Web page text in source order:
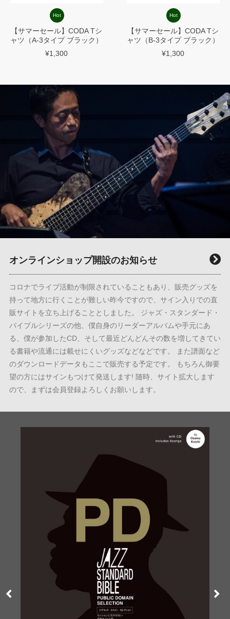
Hot
【サマーセール】CODA Tシ
ャツ（A-3タイプ ブラック）
¥1,300
Hot
【サマーセール】CODA Tシ
ャツ（B-3タイプ ブラック）
¥1,300
オンラインショップ開設のお知らせ
コロナでライブ活動が制限されていることもあり、販売グッズを
持って地方に行くことが難しい昨今ですので、サイン入りでの直
販サイトを立ち上げることとしました。 ジャズ・スタンダード・
バイブルシリーズの他、僕自身のリーダーアルバムや手元にあ
る、僕が参加したCD、そして最近どんどんその数を増してきてい
る書籍や流通には載せにくいグッズなどなどです。 また譜面など
のダウンロードデータもここで販売する予定です。 もちろん御要
望の方にはサインもつけて発送します! 随時、サイト拡大します
ので、まずは会員登録よろしくお願いします。